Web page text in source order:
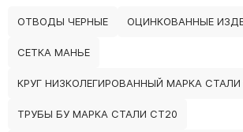
ОТВОДЫ ЧЕРНЫЕ ОЦИНКОВАННЫЕ
СЕТКА МАНЬЕ
КРУГ НИЗКОЛЕГИРОВАННЫЙ МАРКА СТАЛИ
ТРУБЫ БУ МАРКА СТАЛИ СТ20